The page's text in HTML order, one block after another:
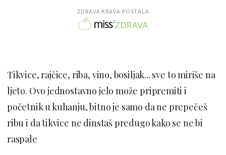
ZDRAVA KRAVA POSTALA
Tikvice, rajčice, riba, vino, bosiljak... sve to miriše na
ljeto. Ovo jednostavno jelo može pripremiti i
početnik u kuhanju, bitno je samo da ne prepečeš
ribu i da tikvice ne dinstaš predugo kako se ne bi
raspale